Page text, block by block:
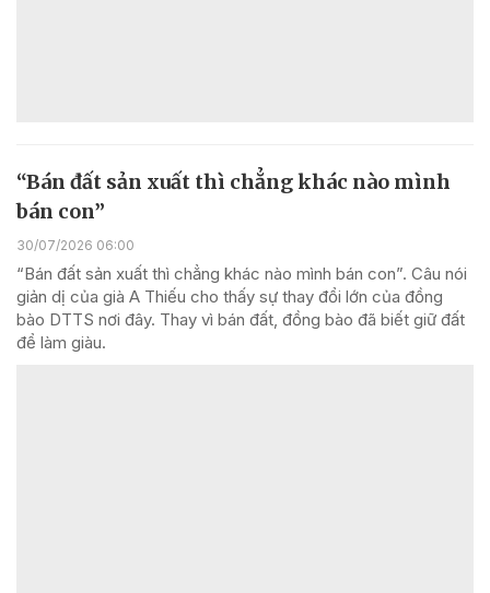
“Bán đất sản xuất thì chẳng khác nào mình
bán con”
30/07/2026 06:00
“Bán đất sản xuất thì chẳng khác nào mình bán con”. Câu nói
giản dị của già A Thiếu cho thấy sự thay đổi lớn của đồng
bào DTTS nơi đây. Thay vì bán đất, đồng bào đã biết giữ đất
để làm giàu.